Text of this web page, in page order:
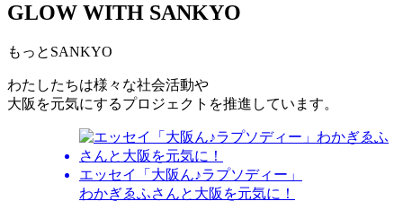
GLOW WITH SANKYO
もっとSANKYO
わたしたちは様々な社会活動や
大阪を元気にするプロジェクトを推進しています。
エッセイ
「大阪ん♪ラプソディー」
わかぎゑふさんと大阪を元気に！